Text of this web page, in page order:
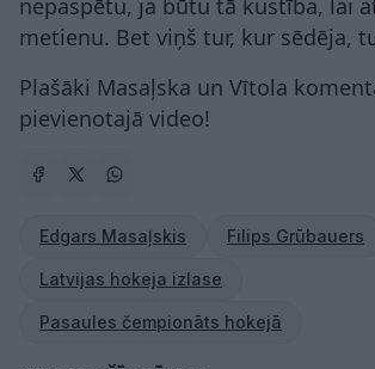
nepaspētu, ja būtu tā kustība, lai
metienu. Bet viņš tur, kur sēdēja,
Plašāki Masaļska un Vītola
pievienotajā video!
Edgars Masaļskis Filips Grūbauers
Latvijas hokeja izlase
Pasaules čempionāts hokejā